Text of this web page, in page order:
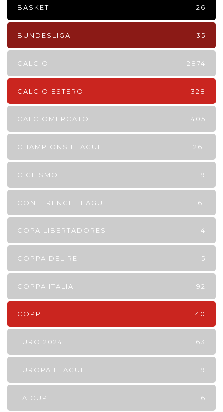
BASKET 26
BUNDESLIGA 35
CALCIO 2874
CALCIO ESTERO 328
CALCIOMERCATO 405
CHAMPIONS LEAGUE 261
CICLISMO 19
CONFERENCE LEAGUE 61
COPA LIBERTADORES 4
COPPA DEL RE 5
COPPA ITALIA 92
COPPE 40
EURO 2024 63
EUROPA LEAGUE 119
FA CUP 6